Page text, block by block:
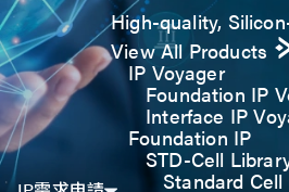
High-quality,
View All Products
IP Voyager
Foundation IP
Interface IP
Foundation IP
STD-Cell
Standard